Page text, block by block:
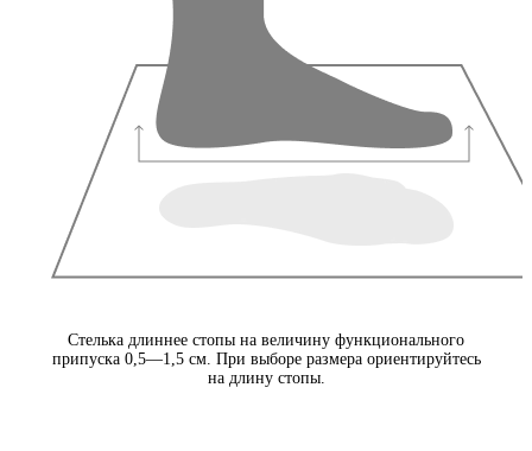
Стелька длиннее стопы на величину функционального
припуска 0,5—1,5 см. При выборе размера ориентируйтесь
на длину стопы.